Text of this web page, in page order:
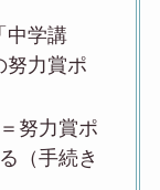
中学講
努力賞ポ
努力賞ポ
（手続き